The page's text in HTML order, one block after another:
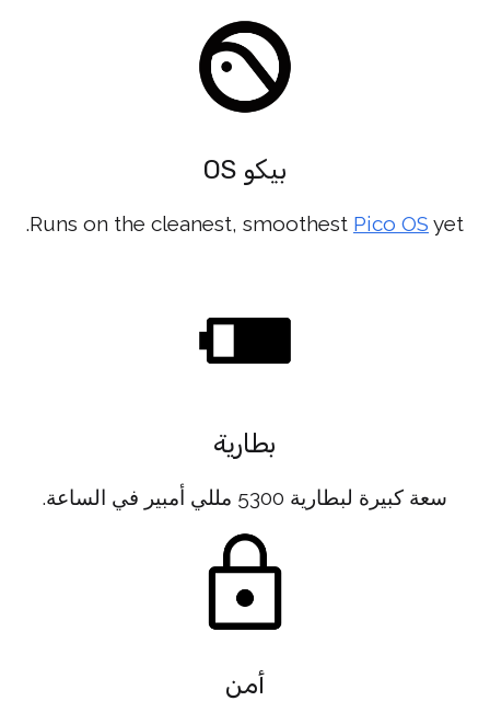
بيكو OS
Runs on the cleanest, smoothest Pico OS yet.
بطارية
سعة كبيرة لبطارية 5300 مللي أمبير في الساعة.
أمن